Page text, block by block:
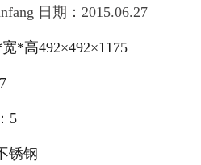
日期：2015.06.27
*高492×492×1175
5
锈钢